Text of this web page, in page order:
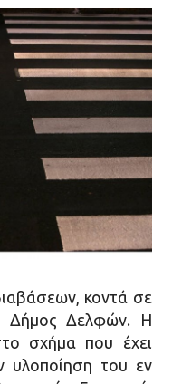
κοντά σε
Δήμος Δελφών. Η
σχήμα που έχει
υλοποίηση του εν